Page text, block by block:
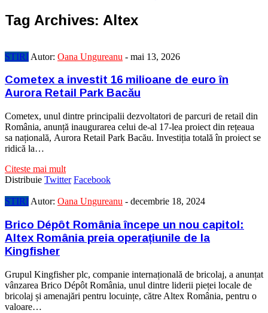
Tag Archives: Altex
STIRI Autor: Oana Ungureanu - mai 13, 2026
Cometex a investit 16 milioane de euro în
Aurora Retail Park Bacău
Cometex, unul dintre principalii dezvoltatori de parcuri de retail din
România, anunță inaugurarea celui de-al 17-lea proiect din rețeaua
sa națională, Aurora Retail Park Bacău. Investiția totală în proiect se
ridică la…
Citeste mai mult
Distribuie Twitter Facebook
STIRI Autor: Oana Ungureanu - decembrie 18, 2024
Brico Dépôt România începe un nou capitol:
Altex România preia operațiunile de la
Kingfisher
Grupul Kingfisher plc, companie internațională de bricolaj, a anunțat
vânzarea Brico Dépôt România, unul dintre liderii pieței locale de
bricolaj și amenajări pentru locuințe, către Altex România, pentru o
valoare…